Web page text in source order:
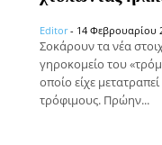
Editor - 14 Φεβρουαρίου
Σοκάρουν τα νέα
γηροκομείο του
οποίο είχε
τρόφιμους. Πρώην...